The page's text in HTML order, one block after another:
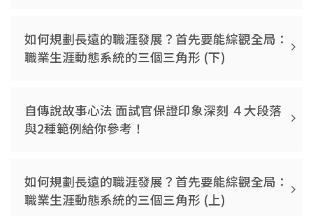
如何規劃長遠的職涯發展？首先要能綜觀全局：
職業生涯動態系統的三個三角形 (下)
自傳說故事心法 面試官保證印象深刻 ４大段落
與2種範例給你參考！
如何規劃長遠的職涯發展？首先要能綜觀全局：
職業生涯動態系統的三個三角形 (上)